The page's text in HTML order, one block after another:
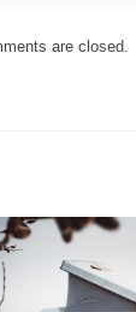
are closed.